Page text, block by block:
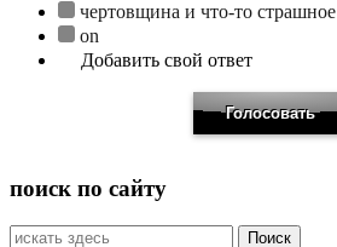
чертовщина и что-то страшное
on
Добавить свой ответ
поиск по сайту
Искать: